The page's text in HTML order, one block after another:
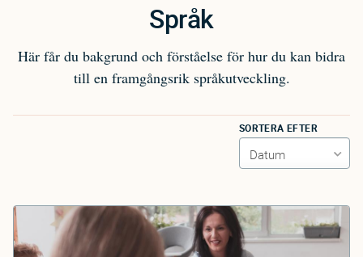
Språk
Här får du bakgrund och förståelse för hur du kan bidra
till en framgångsrik språkutveckling.
SORTERA EFTER